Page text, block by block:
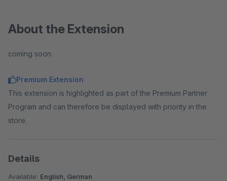
About the Extension
coming soon.
Premium Extension
This extension is highlighted as part of the Premium Partner
Program and can therefore be displayed with priority in the
store.
Details
Available: English, German